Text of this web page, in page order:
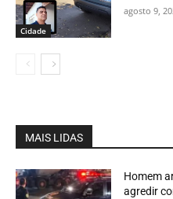
Cidade
agosto 9,
MAIS LIDAS
Homem
agredir